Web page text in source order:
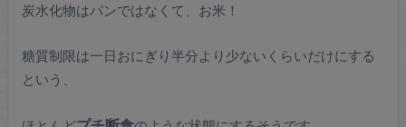
炭水化物はパンではなくて、お米！
糖質制限は一日おにぎり半分より少ないくらいだけにする
という、